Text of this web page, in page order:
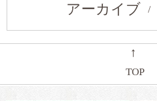
アーカイブ
←
TOP